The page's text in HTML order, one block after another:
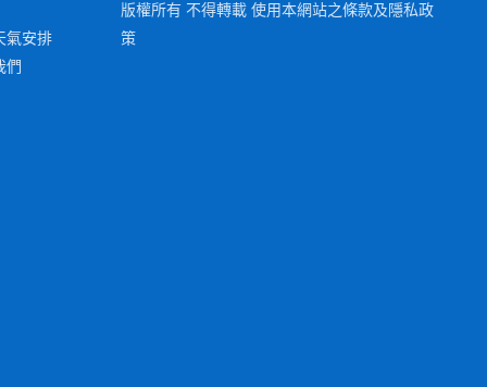
氣安排
們
版權所有 不得轉載 使用本網站之條款及隱私政
策